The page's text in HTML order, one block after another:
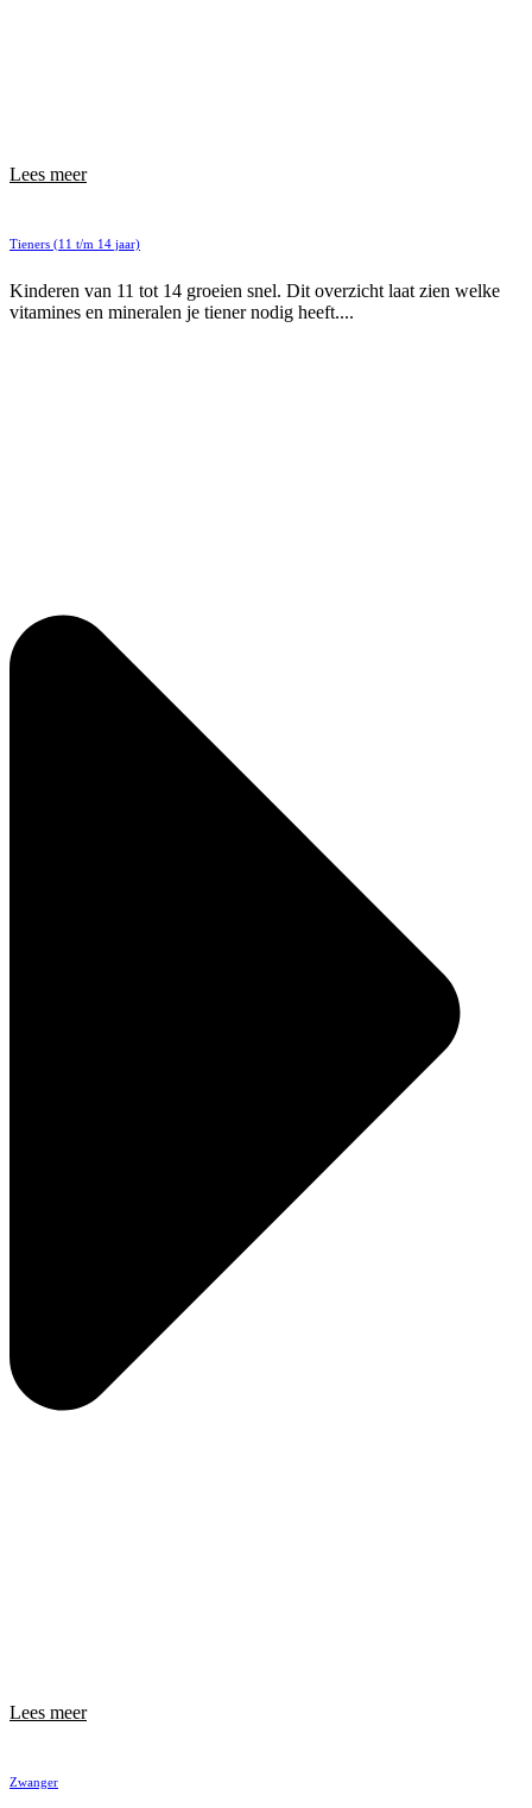
Lees meer
Tieners (11 t/m 14 jaar)
Kinderen van 11 tot 14 groeien snel. Dit overzicht laat zien welke
vitamines en mineralen je tiener nodig heeft....
Lees meer
Zwanger